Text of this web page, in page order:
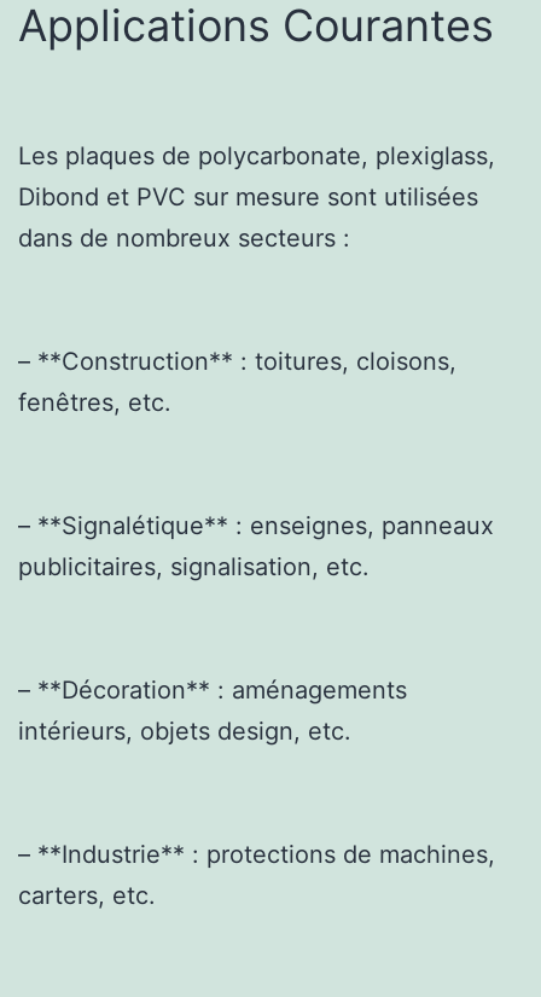
Applications Courantes
Les plaques de polycarbonate, plexiglass,
Dibond et PVC sur mesure sont utilisées
dans de nombreux secteurs :
– **Construction** : toitures, cloisons,
fenêtres, etc.
– **Signalétique** : enseignes, panneaux
publicitaires, signalisation, etc.
– **Décoration** : aménagements
intérieurs, objets design, etc.
– **Industrie** : protections de machines,
carters, etc.